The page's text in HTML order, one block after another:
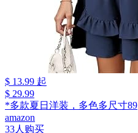
$ 13.99 起
$ 29.99
*多款夏日洋装，多色多尺寸89
amazon
33人购买